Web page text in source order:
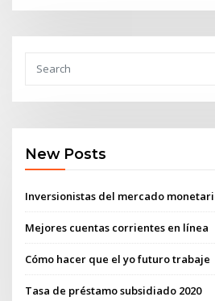
New Posts
Inversionistas del mercado
Mejores cuentas corrientes en línea
Cómo hacer que el yo futuro trabaje
Tasa de préstamo subsidiado 2020